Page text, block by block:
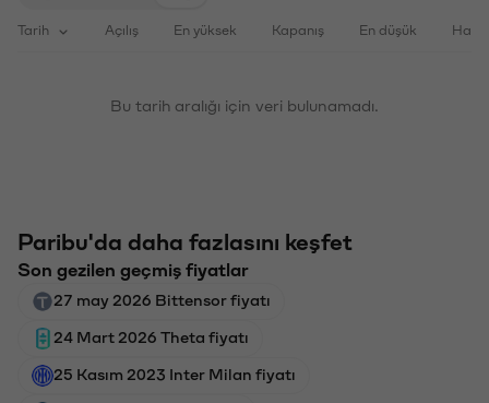
Tarih Açılış En yüksek Kapanış En düşük
Bu tarih aralığı için veri bulunamadı.
Paribu'da daha fazlasını keşfet
Son gezilen geçmiş fiyatlar
27 may 2026 Bittensor fiyatı
24 Mart 2026 Theta fiyatı
25 Kasım 2023 Inter Milan fiyatı